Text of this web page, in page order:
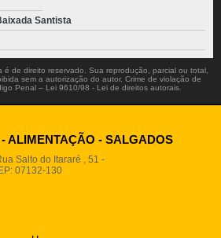
Santista
de direito reservado. Sua reprodução, parcial ou total,
sem a autorização do autor. Crime de violação de
Penal – Lei 9610/98 - Lei de direitos autorais.
ALIMENTAÇÃO - SALGADOS
Salto do Itararé , 51 -
07132-130